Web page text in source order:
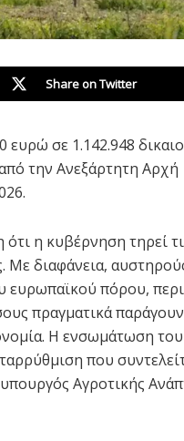
Share on Twitter
ευρώ σε 1.142.948
την Ανεξάρτητη Αρχή
η κυβέρνηση τηρεί
Με διαφάνεια,
ευρωπαϊκού πόρου,
πραγματικά
Η ενσωμάτωση του
που
Αγροτικής